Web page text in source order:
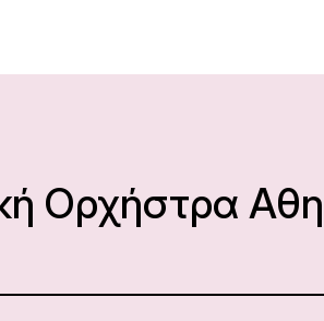
Ορχήστρα